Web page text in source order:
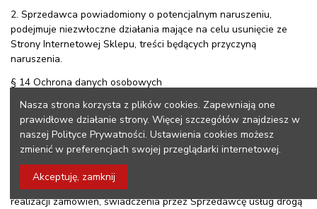
2. Sprzedawca powiadomiony o potencjalnym naruszeniu,
podejmuje niezwłoczne działania mające na celu usunięcie ze
Strony Internetowej Sklepu, treści będących przyczyną
naruszenia.
§ 14 Ochrona danych osobowych
1. Administratorem danych osobowych Klientów przekazanych
Sprzedawcy dobrowolnie w ramach Rejestracji, składania
zamówienia jednorazowego oraz w ramach świadczenia przez
Sprzedawcę usług drogą elektroniczną lub w ramach innych
okoliczności określonych w Regulaminie, jest Sprzedawca.
2. Sprzedawca przetwarza dane osobowe Klientów w celu
realizacji zamówień, świadczenia przez Sprzedawcę usług drogą
Nasza strona korzysta z plików cookies. Zapewniają one
prawidłowe działanie strony. Więcej szczegółów znajdziesz w
naszej Polityce Prywatności. Ustawienia cookies możesz
zmienić w preferencjach swojej przeglądarki internetowej.
Akceptuję, zamknij